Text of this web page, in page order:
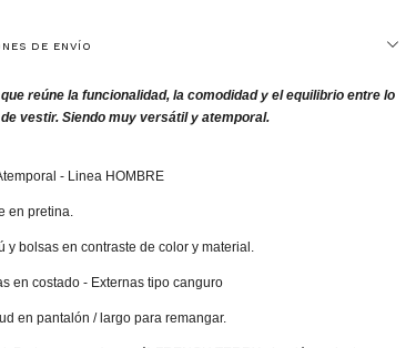
DE ENVÍO
reúne la funcionalidad, la comodidad y el equilibrio entre lo
vestir. Siendo muy versátil y atemporal.
- Linea HOMBRE
en pretina.
y bolsas en contraste de color y material.
en costado - Externas tipo canguro
en pantalón / largo para remangar.